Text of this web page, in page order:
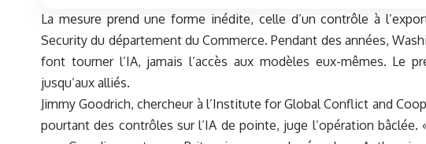
La mesure prend une forme inédite, celle d’un contrôle à
Security du département du Commerce. Pendant des années,
font tourner l’IA, jamais l’accès aux modèles eux-mêmes. Le
jusqu’aux alliés.
Jimmy Goodrich, chercheur à l’Institute for Global Conflict and
pourtant des contrôles sur l’IA de pointe, juge l’opération bâclée.